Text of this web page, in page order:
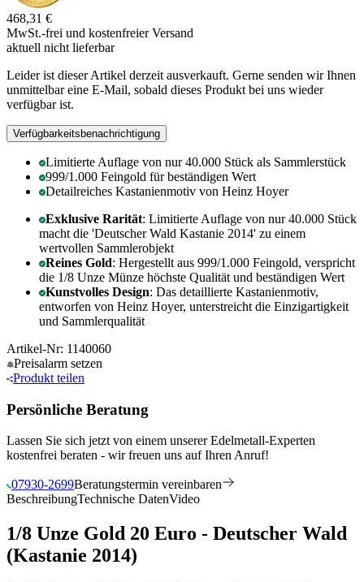
468,31 €
MwSt.-frei und kostenfreier Versand
aktuell nicht lieferbar
Leider ist dieser Artikel derzeit ausverkauft. Gerne senden wir Ihnen
unmittelbar eine E-Mail, sobald dieses Produkt bei uns wieder
verfügbar ist.
Verfügbarkeitsbenachrichtigung
Limitierte Auflage von nur 40.000 Stück als Sammlerstück
999/1.000 Feingold für beständigen Wert
Detailreiches Kastanienmotiv von Heinz Hoyer
Exklusive Rarität: Limitierte Auflage von nur 40.000 Stück
macht die 'Deutscher Wald Kastanie 2014' zu einem
wertvollen Sammlerobjekt
Reines Gold: Hergestellt aus 999/1.000 Feingold, verspricht
die 1/8 Unze Münze höchste Qualität und beständigen Wert
Kunstvolles Design: Das detaillierte Kastanienmotiv,
entworfen von Heinz Hoyer, unterstreicht die Einzigartigkeit
und Sammlerqualität
Artikel-Nr: 1140060
Preisalarm setzen
Produkt teilen
Persönliche Beratung
Lassen Sie sich jetzt von einem unserer Edelmetall-Experten
kostenfrei beraten - wir freuen uns auf Ihren Anruf!
07930-2699Beratungstermin vereinbaren
BeschreibungTechnische DatenVideo
1/8 Unze Gold 20 Euro - Deutscher Wald
(Kastanie 2014)